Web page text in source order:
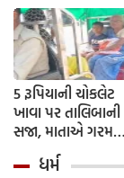
5 રૂપિયાની ચોકલેટ
ખાવા પર તાલિબાની
સજા, માતાએ ગરમ
ચપ્પુથી પુત્રના પગમાં
આપ્યો ડામ, દરવાજા
ધર્મ